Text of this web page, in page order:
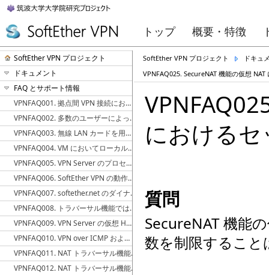
トップ 概要・特徴
SoftEther VPN プロジェクト
ドキュメント
FAQ とサポート情報
VPNFAQ001. 拠点間 VPN 接続における冗長構成を実現する方法
VPNFAQ002. 多数のユーザーによって使用されている VPN Server を冗長化し耐障害性を高める方法
VPNFAQ003. 無線 LAN カードを用いてローカルブリッジを構築する場合の注意事項
VPNFAQ004. VM においてローカルブリッジが正しく動作しない
VPNFAQ005. VPN Server のプロセスの CPU 使用率が何もしていないのに異常に高くなる
VPNFAQ006. SoftEther VPN の動作が不安定な場合はセキュリティソフトウェアが原因の場合が多い
VPNFAQ007. softether.net のダイナミック DNS のホスト名を他のサーバーに移行する方法
VPNFAQ008. トラバーサル機能ではどの UDP ポートを使用するか
VPNFAQ009. VPN Server の仮想 HUB を TCP パケットが通過するとき、Max Segment Size (MSS) の値が変更される
VPNFAQ010. VPN over ICMP および VPN over DNS はどのような条件で動作するか
VPNFAQ011. NAT トラバーサル機能を用いた通信が行なわれる条件
VPNFAQ012. NAT トラバーサル機能を強制的に使用し、直接 TCP/IP 接続を使用しない方法
SoftEther VPN プロジェクト
ドキュ
VPNFAQ025. SecureNAT 機能の仮想
における
質問
SecureNAT 機能
数を制限すること